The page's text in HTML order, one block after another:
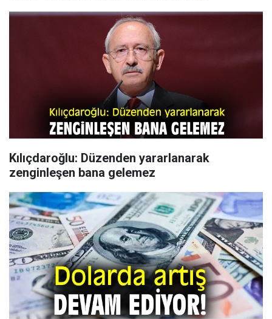
Kılıçdaroğlu: Düzenden yararlanarak
zenginleşen bana gelemez